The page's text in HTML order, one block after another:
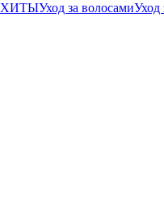
ХИТЫУход за волосамиУход